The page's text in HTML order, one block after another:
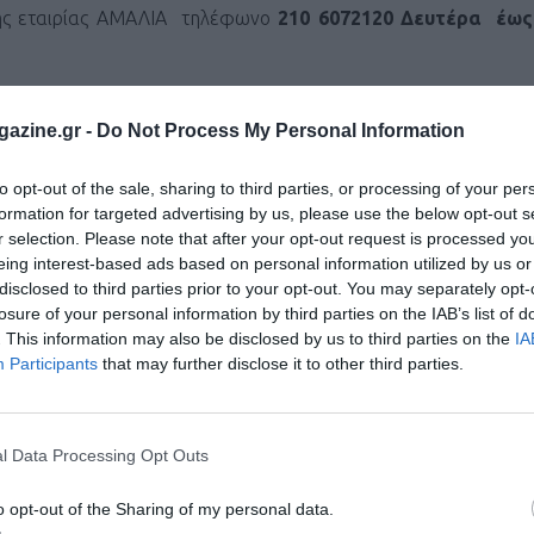
- Do Not Process My Personal Information
opt-out of the sale, sharing to third parties, or processing of your
for targeted advertising by us, please use the below opt-out
selection. Please note that after your opt-out request is processed
interest-based ads based on personal information utilized by us
to third parties prior to your opt-out. You may separately
of your personal information by third parties on the IAB’s list of
This information may also be disclosed by us to third parties on the
Participants that may further disclose it to other third parties.
Data Processing Opt Outs
opt-out of the Sharing of my personal data.
εταιρίας ΑΜΑΛΙΑ τηλέφωνο 210 6072120 Δευτέρα
ΑΜΑΛΙΑ Ναυπλίου.
2017» γίνονται μέσα από τον δικτυακό τόπο της
της Οργανωτικής Επιτροπής (Λεωφόρος Ναυπλίου/
τον κόσμο στο GoogleNews του Runnermagazine.
καιTwitter.